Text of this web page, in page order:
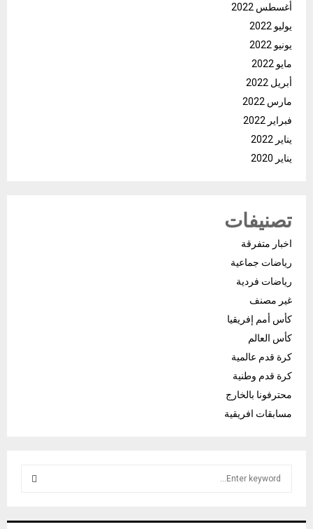
أغسطس 2022
يوليو 2022
يونيو 2022
مايو 2022
أبريل 2022
مارس 2022
فبراير 2022
يناير 2022
يناير 2020
تصنيفات
اخبار متفرقة
رياضات جماعية
رياضات فردية
غير مصنف
كأس أمم إفريقيا
كأس العالم
كرة قدم عالمية
كرة قدم وطنية
محترفونا بالخارج
مسابقات افريقية